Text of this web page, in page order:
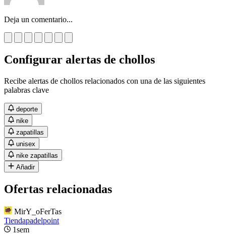
Deja un comentario...
Configurar alertas de chollos
Recibe alertas de chollos relacionados con una de las siguientes
palabras clave
deporte
nike
zapatillas
unisex
nike zapatillas
Añadir
Ofertas relacionadas
MirY_oFerTas
Tiendapadelpoint
1sem